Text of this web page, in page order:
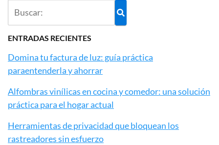
ENTRADAS RECIENTES
Domina tu factura de luz: guía práctica
paraentenderla y ahorrar
Alfombras vinílicas en cocina y comedor: una solución
práctica para el hogar actual
Herramientas de privacidad que bloquean los
rastreadores sin esfuerzo